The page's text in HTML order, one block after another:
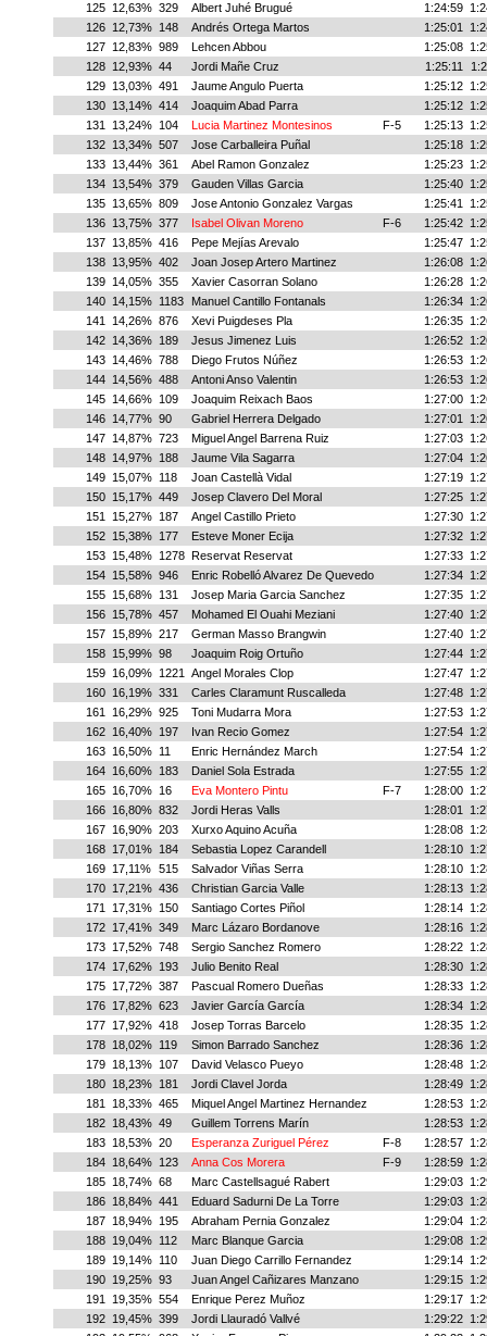
125
12,63% 329 Albert Juhé Brugué 1:24:59
126
12,73% 148 Andrés Ortega Martos 1:25:01
127
12,83% 989 Lehcen Abbou 1:25:08
128
12,93% 44 Jordi Mañe Cruz 1:25:11
129
13,03% 491 Jaume Angulo Puerta 1:25:12
130
13,14% 414 Joaquim Abad Parra 1:25:12
131
13,24% 104 Lucia Martinez Montesinos F-5 1:25:13
132
13,34% 507 Jose Carballeira Puñal 1:25:18
133
13,44% 361 Abel Ramon Gonzalez 1:25:23
134
13,54% 379 Gauden Villas Garcia 1:25:40
135
13,65% 809 Jose Antonio Gonzalez Vargas 1:25:41
136
13,75% 377 Isabel Olivan Moreno F-6 1:25:42
137
13,85% 416 Pepe Mejías Arevalo 1:25:47
138
13,95% 402 Joan Josep Artero Martinez 1:26:08
139
14,05% 355 Xavier Casorran Solano 1:26:28
140
14,15% 1183 Manuel Cantillo Fontanals 1:26:34
141
14,26% 876 Xevi Puigdeses Pla 1:26:35
142
14,36% 189 Jesus Jimenez Luis 1:26:52
143
14,46% 788 Diego Frutos Núñez 1:26:53
144
14,56% 488 Antoni Anso Valentin 1:26:53
145
14,66% 109 Joaquim Reixach Baos 1:27:00
146
14,77% 90 Gabriel Herrera Delgado 1:27:01
147
14,87% 723 Miguel Angel Barrena Ruiz 1:27:03
148
14,97% 188 Jaume Vila Sagarra 1:27:04
149
15,07% 118 Joan Castellà Vidal 1:27:19
150
15,17% 449 Josep Clavero Del Moral 1:27:25
151
15,27% 187 Angel Castillo Prieto 1:27:30
152
15,38% 177 Esteve Moner Ecija 1:27:32
153
15,48% 1278 Reservat Reservat 1:27:33
154
15,58% 946 Enric Robelló Alvarez De Quevedo 1:27:34
155
15,68% 131 Josep Maria Garcia Sanchez 1:27:35
156
15,78% 457 Mohamed El Ouahi Meziani 1:27:40
157
15,89% 217 German Masso Brangwin 1:27:40
158
15,99% 98 Joaquim Roig Ortuño 1:27:44
159
16,09% 1221 Angel Morales Clop 1:27:47
160
16,19% 331 Carles Claramunt Ruscalleda 1:27:48
161
16,29% 925 Toni Mudarra Mora 1:27:53
162
16,40% 197 Ivan Recio Gomez 1:27:54
163
16,50% 11 Enric Hernández March 1:27:54
164
16,60% 183 Daniel Sola Estrada 1:27:55
165
16,70% 16 Eva Montero Pintu F-7 1:28:00
166
16,80% 832 Jordi Heras Valls 1:28:01
167
16,90% 203 Xurxo Aquino Acuña 1:28:08
168
17,01% 184 Sebastia Lopez Carandell 1:28:10
169
17,11% 515 Salvador Viñas Serra 1:28:10
170
17,21% 436 Christian Garcia Valle 1:28:13
171
17,31% 150 Santiago Cortes Piñol 1:28:14
172
17,41% 349 Marc Lázaro Bordanove 1:28:16
173
17,52% 748 Sergio Sanchez Romero 1:28:22
174
17,62% 193 Julio Benito Real 1:28:30
175
17,72% 387 Pascual Romero Dueñas 1:28:33
176
17,82% 623 Javier García García 1:28:34
177
17,92% 418 Josep Torras Barcelo 1:28:35
178
18,02% 119 Simon Barrado Sanchez 1:28:36
179
18,13% 107 David Velasco Pueyo 1:28:48
180
18,23% 181 Jordi Clavel Jorda 1:28:49
181
18,33% 465 Miquel Angel Martinez Hernandez 1:28:53
182
18,43% 49 Guillem Torrens Marín 1:28:53
183
18,53% 20 Esperanza Zuriguel Pérez F-8 1:28:57
184
18,64% 123 Anna Cos Morera F-9 1:28:59
185
18,74% 68 Marc Castellsagué Rabert 1:29:03
186
18,84% 441 Eduard Sadurni De La Torre 1:29:03
187
18,94% 195 Abraham Pernia Gonzalez 1:29:04
188
19,04% 112 Marc Blanque Garcia 1:29:08
189
19,14% 110 Juan Diego Carrillo Fernandez 1:29:14
190
19,25% 93 Juan Angel Cañizares Manzano 1:29:15
191
19,35% 554 Enrique Perez Muñoz 1:29:17
192
19,45% 399 Jordi Llauradó Vallvé 1:29:22